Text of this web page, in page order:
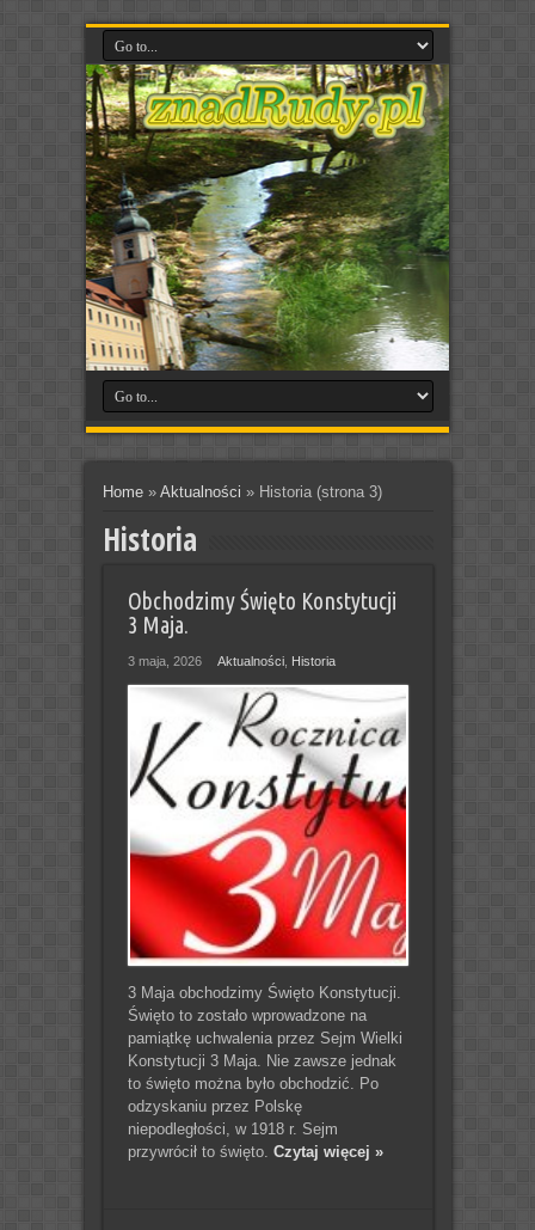
Home» Aktualności » Historia(strona 3)
Historia
Obchodzimy Święto Konstytucji
3 Maja.
3 maja, 2026 Aktualności, Historia
3 Maja obchodzimy Święto Konstytucji.
Święto to zostało wprowadzone na
pamiątkę uchwalenia przez Sejm Wielki
Konstytucji 3 Maja. Nie zawsze jednak
to święto można było obchodzić. Po
odzyskaniu przez Polskę
niepodległości, w 1918 r. Sejm
przywrócił to święto. Czytaj więcej »